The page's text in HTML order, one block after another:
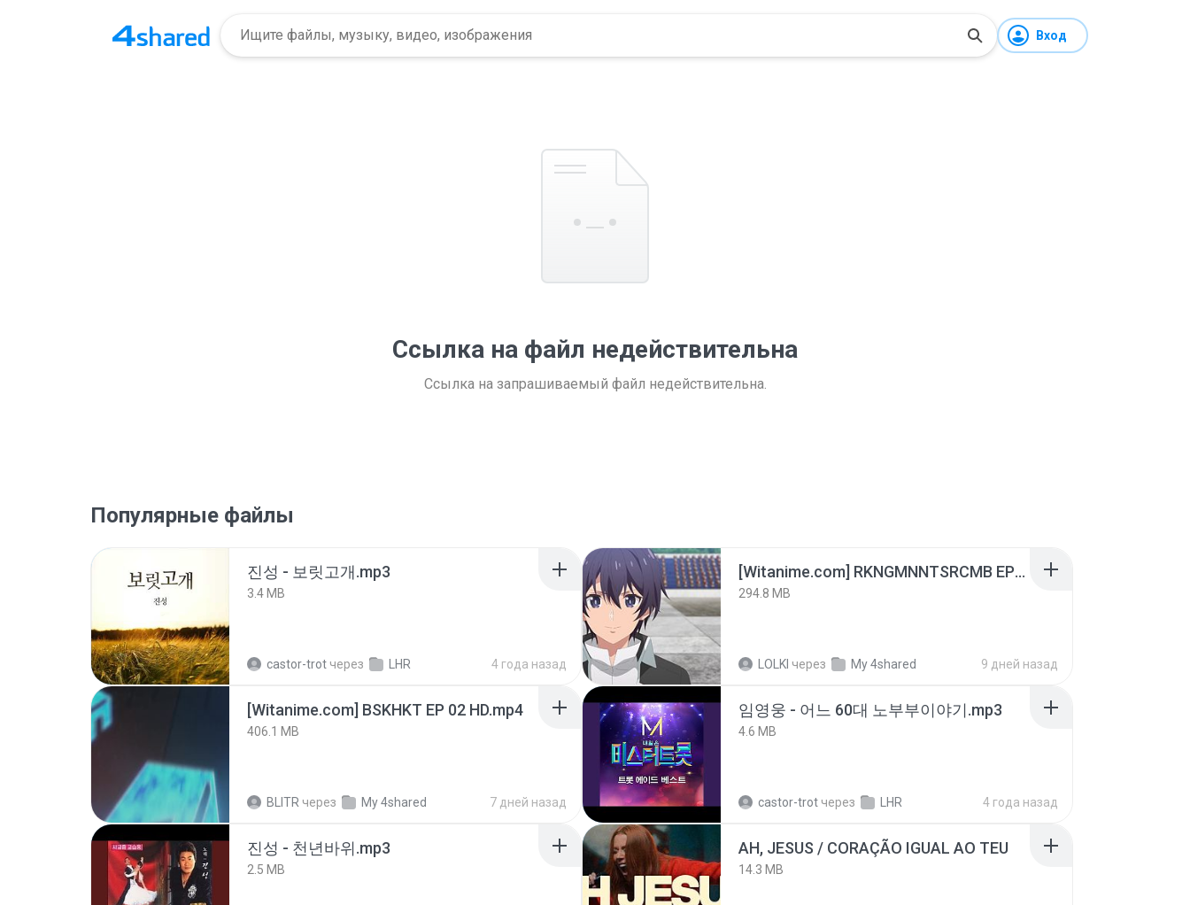
Вход
Ссылка на файл недействительна
Ссылка на запрашиваемый файл недействительна.
Популярные файлы
진성 - 보릿고개.mp3
3.4 MB
castor-trot через LHR 4 года назад
[Witanime.com] RKNGMNNTSRCMB EP 06 HD.mp4
294.8 MB
LOLKI через My 4shared 9 дней назад
[Witanime.com] BSKHKT EP 02 HD.mp4
406.1 MB
BLITR через My 4shared 7 дней назад
임영웅 - 어느 60대 노부부이야기.mp3
4.6 MB
castor-trot через LHR 4 года назад
진성 - 천년바위.mp3
2.5 MB
AH, JESUS / CORAÇÃO IGUAL AO TEU
14.3 MB